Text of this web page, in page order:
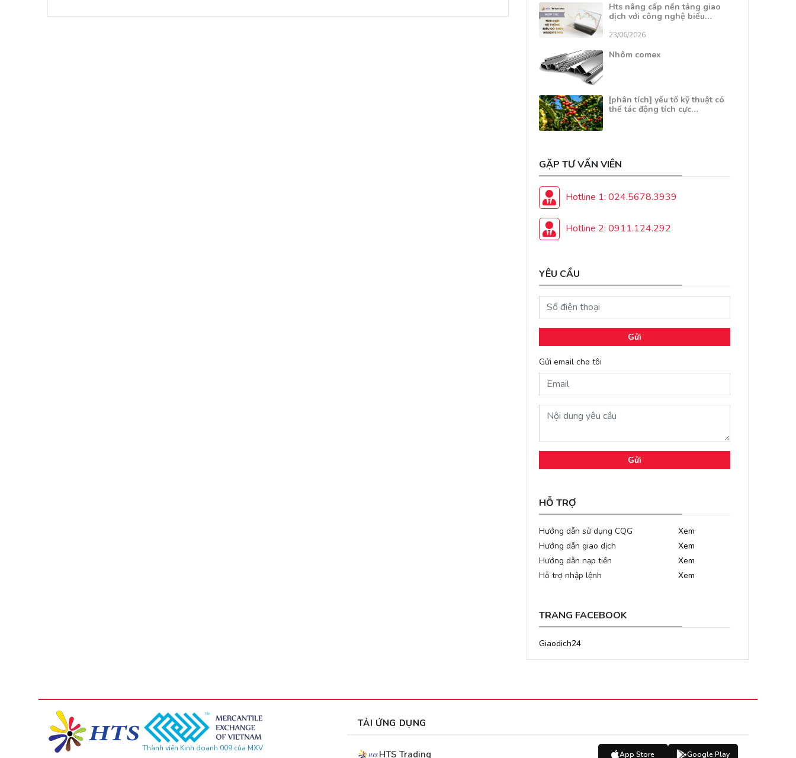
Hts nâng cấp nền tảng giao
dịch với công nghệ biểu…
23/06/2026
Nhôm comex
[phân tích] yếu tố kỹ thuật có
thể tác động tích cực…
GẶP TƯ VẤN VIÊN
Hotline 1: 024.5678.3939
Hotline 2: 0911.124.292
YÊU CẦU
Gửi
Gửi email cho tôi
Gửi
HỖ TRỢ
Hướng dẫn sử dụng CQG
Xem
Hướng dẫn giao dịch
Xem
Hướng dẫn nạp tiền
Xem
Hỗ trợ nhập lệnh
Xem
TRANG FACEBOOK
Giaodich24
Thành viên Kinh doanh 009 của MXV
TẢI ỨNG DỤNG
HTS Trading App Store Google Play